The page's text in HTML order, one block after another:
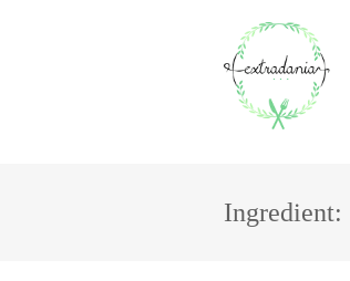
Ingredient: